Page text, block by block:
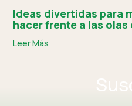
Ideas divertidas para
hacer frente a las olas
Leer Más